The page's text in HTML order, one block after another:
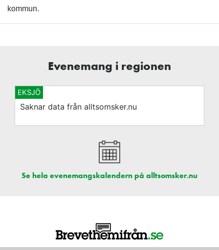
kommun.
Evenemang i regionen
EKSJÖ
Saknar data från alltsomsker.nu
Se hela evenemangskalendern på alltsomsker.nu